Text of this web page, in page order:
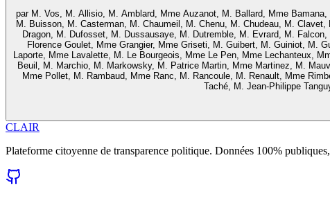
par M. Vos, M. Allisio, M. Amblard, Mme Auzanot, M. Ballard, Mme
M. Buisson, M. Casterman, M. Chaumeil, M. Chenu, M. Chudeau, M.
Dragon, M. Dufosset, M. Dussausaye, M. Dutremble, M. Evrard, M.
Florence Goulet, Mme Grangier, Mme Griseti, M. Guibert, M. Guiniot, M.
Laporte, Mme Lavalette, M. Le Bourgeois, Mme Le Pen, Mme Lechanteux,
Beuil, M. Marchio, M. Markowsky, M. Patrice Martin, Mme Martinez, M.
Mme Pollet, M. Rambaud, Mme Ranc, M. Rancoule, M. Renault, Mme
Taché, M. Jean-Philippe
CLAIR
Plateforme citoyenne de transparence politique. Données 100%